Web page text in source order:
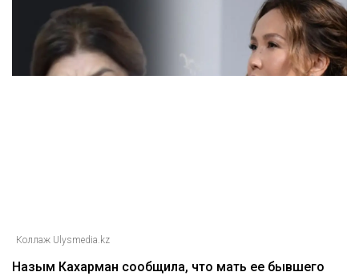
Коллаж Ulysmedia.kz
Назым Кахарман сообщила, что мать ее бывшего